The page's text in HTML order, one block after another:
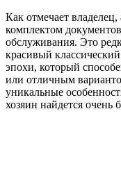
Как отмечает
комплектом
обслуживания. Это
красивый
эпохи, который
или отличным
уникальные
хозяин найдется очень